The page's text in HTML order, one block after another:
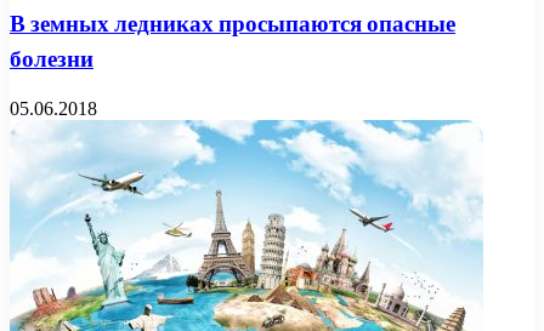
В земных ледниках просыпаются опасные
болезни
05.06.2018